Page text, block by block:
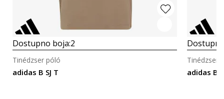
Dostupno boja:2
adidas B SJ T
Tinédzser póló
adidas B
Tinédzser